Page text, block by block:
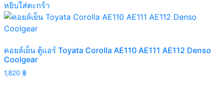
หยิบใส่ตะกร้า
คอยล์เย็น ตู้แอร์ Toyata Corolla AE110 AE111 AE112 Denso
Coolgear
1,820 ฿